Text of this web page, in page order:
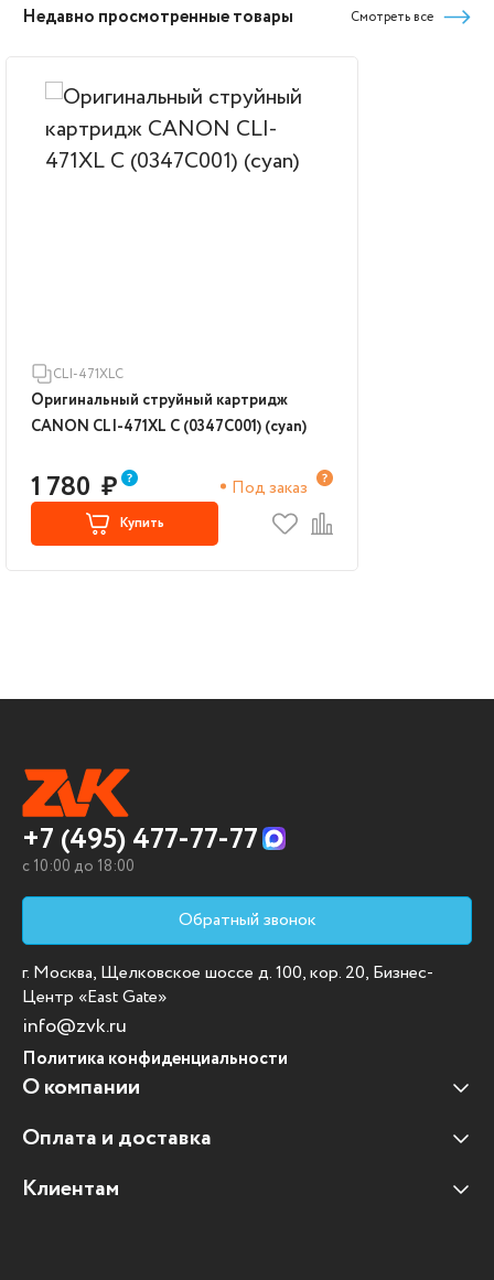
Недавно просмотренные товары Смотреть все
CLI-471XLC
Оригинальный струйный картридж
CANON CLI-471XL C (0347C001) (cyan)
1 780 ₽ Под заказ
Купить
+7 (495) 477-77-77
c 10:00 до 18:00
Обратный звонок
г. Москва, Щелковское шоссе д. 100, кор. 20, Бизнес-
Центр «East Gate»
info@zvk.ru
Политика конфиденциальности
О компании
Наши клиенты
Отзывы клиентов
Оплата и доставка
Оплата и доставка
Клиентам